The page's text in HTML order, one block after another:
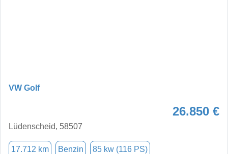
VW Golf
26.850 €
Lüdenscheid, 58507
17.712 km Benzin 85 kw (116 PS)